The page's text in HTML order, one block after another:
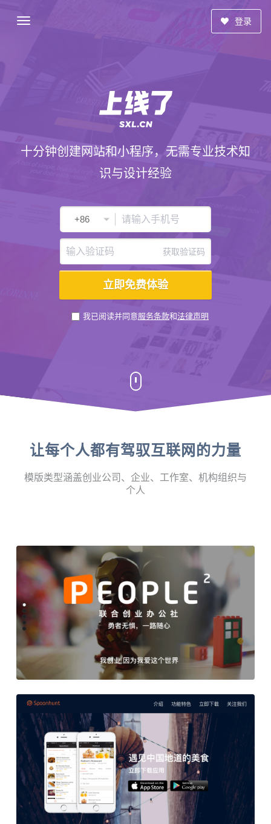
登录
十分钟创建网站和小程序，无需专业技术知
识与设计经验
获取验证码
我已阅读并同意服务条款和法律声明
让每个人都有驾驭互联网的力量
模版类型涵盖创业公司、企业、工作室、机构组织与
个人